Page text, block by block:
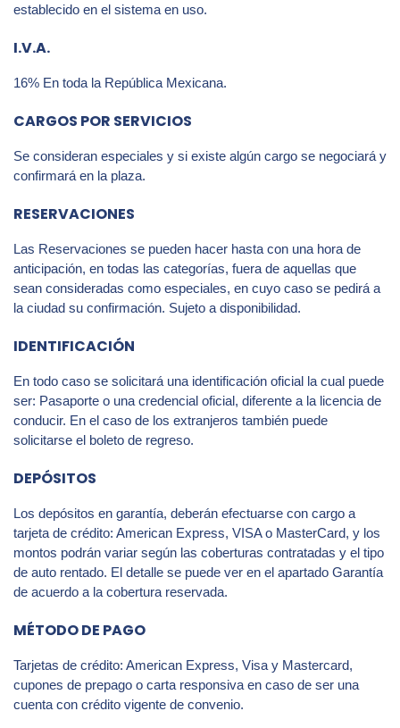
establecido en el sistema en uso.
I.V.A.
16% En toda la República Mexicana.
CARGOS POR SERVICIOS
Se consideran especiales y si existe algún cargo se negociará y
confirmará en la plaza.
RESERVACIONES
Las Reservaciones se pueden hacer hasta con una hora de
anticipación, en todas las categorías, fuera de aquellas que
sean consideradas como especiales, en cuyo caso se pedirá a
la ciudad su confirmación. Sujeto a disponibilidad.
IDENTIFICACIÓN
En todo caso se solicitará una identificación oficial la cual puede
ser: Pasaporte o una credencial oficial, diferente a la licencia de
conducir. En el caso de los extranjeros también puede
solicitarse el boleto de regreso.
DEPÓSITOS
Los depósitos en garantía, deberán efectuarse con cargo a
tarjeta de crédito: American Express, VISA o MasterCard, y los
montos podrán variar según las coberturas contratadas y el tipo
de auto rentado. El detalle se puede ver en el apartado Garantía
de acuerdo a la cobertura reservada.
MÉTODO DE PAGO
Tarjetas de crédito: American Express, Visa y Mastercard,
cupones de prepago o carta responsiva en caso de ser una
cuenta con crédito vigente de convenio.